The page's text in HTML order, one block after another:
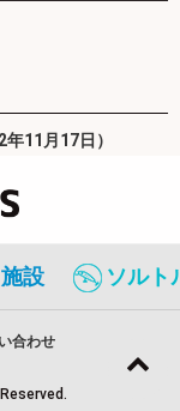
11月17日）
設 ソルト
合わせ